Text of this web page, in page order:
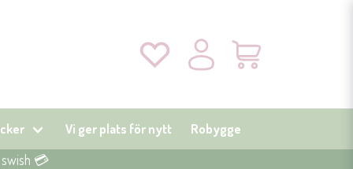
Vi ger plats för nytt Robygge
swish 💳